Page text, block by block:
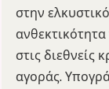
στην
στις διεθνείς
αγοράς.